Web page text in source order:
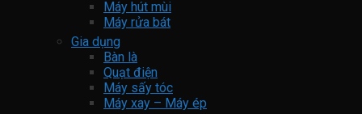
Máy hút mùi
Máy rửa bát
Gia dụng
Bàn là
Quạt điện
Máy sấy tóc
Máy xay – Máy ép